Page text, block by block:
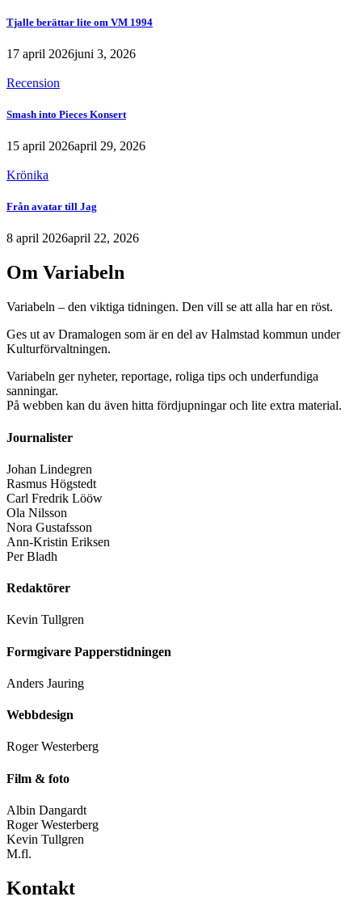
Tjalle berättar lite om VM 1994
17 april 2026juni 3, 2026
Recension
Smash into Pieces Konsert
15 april 2026april 29, 2026
Krönika
Från avatar till Jag
8 april 2026april 22, 2026
Om Variabeln
Variabeln – den viktiga tidningen. Den vill se att alla har en röst.
Ges ut av Dramalogen som är en del av Halmstad kommun under
Kulturförvaltningen.
Variabeln ger nyheter, reportage, roliga tips och underfundiga
sanningar.
På webben kan du även hitta fördjupningar och lite extra material.
Journalister
Johan Lindegren
Rasmus Högstedt
Carl Fredrik Lööw
Ola Nilsson
Nora Gustafsson
Ann-Kristin Eriksen
Per Bladh
Redaktörer
Kevin Tullgren
Formgivare Papperstidningen
Anders Jauring
Webbdesign
Roger Westerberg
Film & foto
Albin Dangardt
Roger Westerberg
Kevin Tullgren
M.fl.
Kontakt